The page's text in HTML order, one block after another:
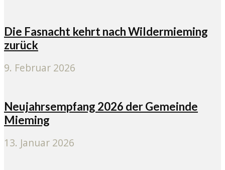
Die Fasnacht kehrt nach Wildermieming
zurück
9. Februar 2026
Neujahrsempfang 2026 der Gemeinde
Mieming
13. Januar 2026